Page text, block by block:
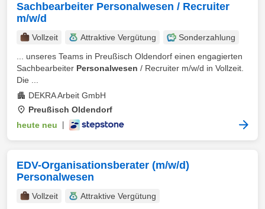
Sachbearbeiter Personalwesen / Recruiter
m/w/d
Vollzeit Attraktive Vergütung
Sonderzahlung
... unseres Teams in Preußisch Oldendorf einen engagierten
Sachbearbeiter Personalwesen / Recruiter m/w/d in Vollzeit.
Die ...
DEKRA Arbeit GmbH
Preußisch Oldendorf
heute neu
EDV-Organisationsberater (m/w/d)
Personalwesen
Vollzeit
Attraktive Vergütung